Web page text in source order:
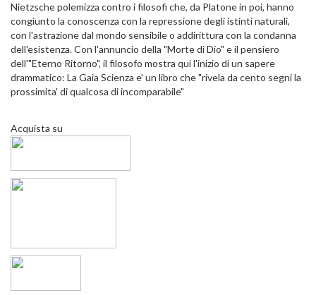
Nietzsche polemizza contro i filosofi che, da Platone in poi, hanno
congiunto la conoscenza con la repressione degli istinti naturali,
con l'astrazione dal mondo sensibile o addirittura con la condanna
dell'esistenza. Con l'annuncio della "Morte di Dio" e il pensiero
dell'"Eterno Ritorno", il filosofo mostra qui l'inizio di un sapere
drammatico: La Gaia Scienza e' un libro che "rivela da cento segni la
prossimita' di qualcosa di incomparabile"
Acquista su